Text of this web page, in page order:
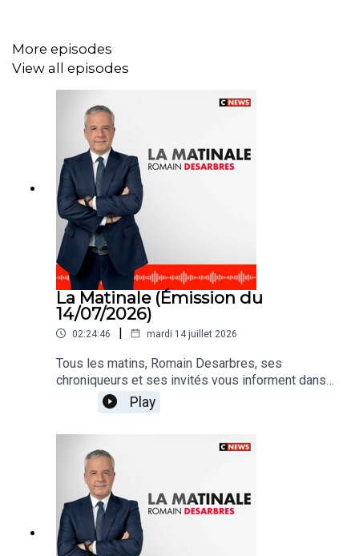
More episodes
View all episodes
La Matinale (Émission du
14/07/2026)
02:24:46 | mardi 14 juillet 2026
Tous les matins, Romain Desarbres, ses
chroniqueurs et ses invités vous informent dans
#LaMatinale
Play